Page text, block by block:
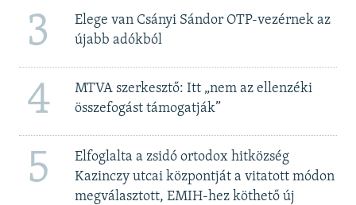
3
Elege van Csányi Sándor OTP-vezérnek az
újabb adókból
4
MTVA szerkesztő: Itt „nem az ellenzéki
összefogást támogatják”
5
Elfoglalta a zsidó ortodox hitközség
Kazinczy utcai központját a vitatott módon
megválasztott, EMIH-hez köthető új